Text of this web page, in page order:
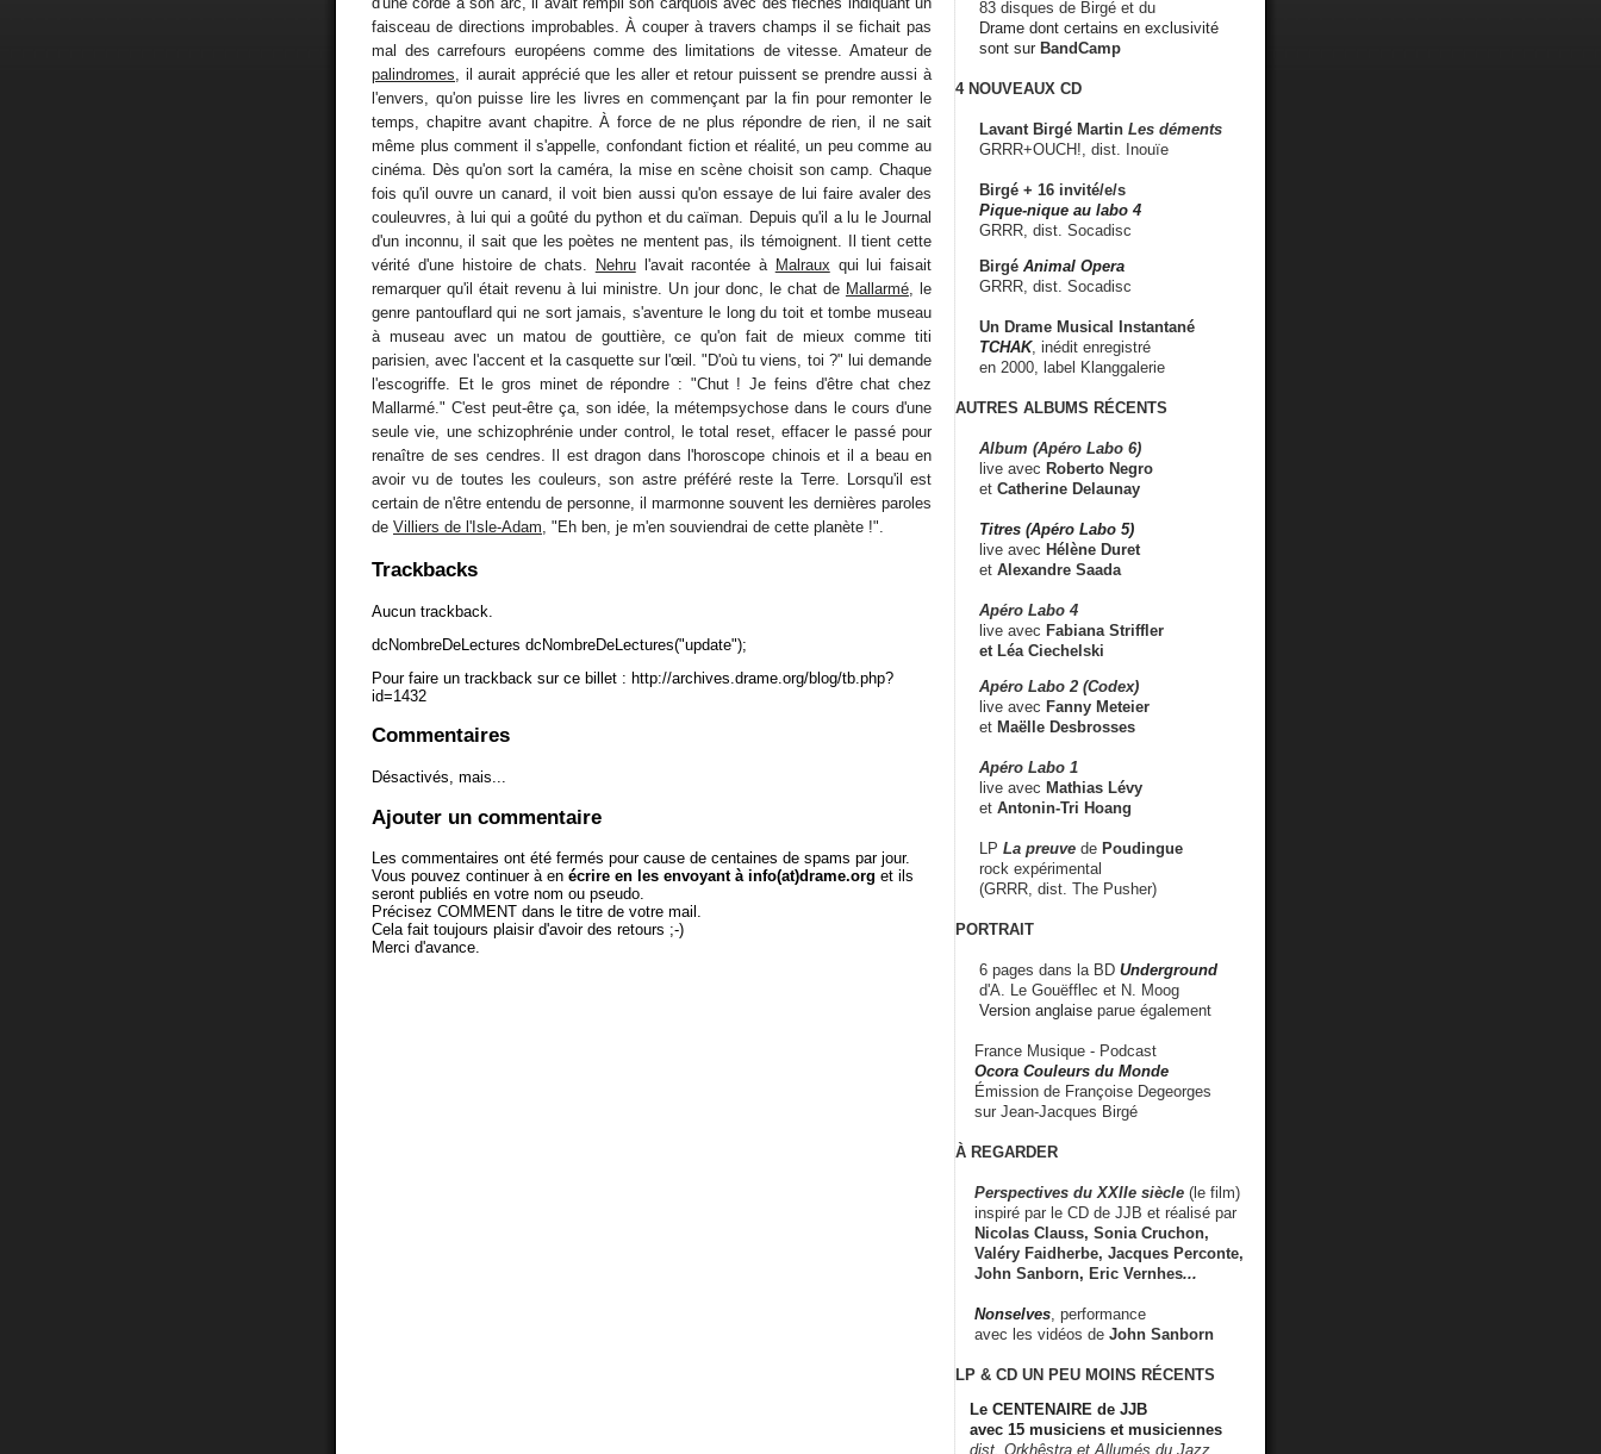
faisceau de directions improbables. À couper à travers champs il se fichait pas
mal des carrefours européens comme des limitations de vitesse. Amateur de
palindromes , il aurait apprécié que les aller et retour puissent se prendre aussi à
l'envers, qu'on puisse lire les livres en commençant par la fin pour remonter le
temps, chapitre avant chapitre. À force de ne plus répondre de rien, il ne sait
même plus comment il s'appelle, confondant fiction et réalité, un peu comme au
cinéma. Dès qu'on sort la caméra, la mise en scène choisit son camp. Chaque
fois qu'il ouvre un canard, il voit bien aussi qu'on essaye de lui faire avaler des
couleuvres, à lui qui a goûté du python et du caïman. Depuis qu'il a lu le Journal
d'un inconnu, il sait que les poètes ne mentent pas, ils témoignent. Il tient cette
vérité d'une histoire de chats.
Nehrul'avait racontée à Malraux qui lui faisait
remarquer qu'il était revenu à lui ministre. Un jour donc, le chat de Mallarmé, le
genre pantouflard qui ne sort jamais, s'aventure le long du toit et tombe museau
à museau avec un matou de gouttière, ce qu'on fait de mieux comme titi
parisien, avec l'accent et la casquette sur l'œil. "D'où tu viens, toi ?" lui demande
l'escogriffe. Et le gros minet de répondre : "Chut ! Je feins d'être chat chez
Mallarmé." C'est peut-être ça, son idée, la métempsychose dans le cours d'une
seule vie, une schizophrénie under control, le total reset, effacer le passé pour
renaître de ses cendres. Il est dragon dans l'horoscope chinois et il a beau en
avoir vu de toutes les couleurs, son astre préféré reste la Terre. Lorsqu'il est
certain de n'être entendu de personne, il marmonne souvent les dernières paroles
de Villiers de l'Isle-Adam , "Eh ben, je m'en souviendrai de cette planète !".
Trackbacks
Aucun trackback.
dcNombreDeLectures dcNombreDeLectures("update");
Pour faire un trackback sur ce billet : http://archives.drame.org/blog/tb.php?
id=1432
Commentaires
Désactivés, mais...
Ajouter un commentaire
Les commentaires ont été fermés pour cause de centaines de spams par jour.
Vous pouvez continuer à en écrire en les envoyant à info(at)drame.org et ils
seront publiés en votre nom ou pseudo.
Précisez COMMENT dans le titre de votre mail.
Cela fait toujours plaisir d'avoir des retours ;-)
Merci d'avance.
83 disques de Birgé et du
Drame dont certains en exclusivité
sont sur BandCamp
4 NOUVEAUX CD
Lavant Birgé Martin Les déments
GRRR+OUCH!, dist. Inouïe
Birgé + 16 invité/e/s
Pique-nique au labo 4
GRRR, dist. Socadisc
Birgé Animal Opera
GRRR, dist. Socadisc
Un Drame Musical Instantané
TCHAK, inédit enregistré
en 2000, label Klanggalerie
AUTRES ALBUMS RÉCENTS
Album (Apéro Labo 6)
live avec Roberto Negro
et Catherine Delaunay
Titres (Apéro Labo 5)
live avec Hélène Duret
et Alexandre Saada
Apéro Labo 4
live avec Fabiana Striffler
et Léa Ciechelski
Apéro Labo 2 (Codex)
live avec Fanny Meteier
et Maëlle Desbrosses
Apéro Labo 1
live avec Mathias Lévy
et Antonin-Tri Hoang
LP La preuve de Poudingue
rock expérimental
(GRRR, dist. The Pusher)
PORTRAIT
6 pages dans la BD Underground
d'A. Le Gouëfflec et N. Moog
Version anglaise parue également
France Musique - Podcast
Ocora Couleurs du Monde
Émission de Françoise Degeorges
sur Jean-Jacques Birgé
À REGARDER
Perspectives du XXIIe siècle (le film)
inspiré par le CD de JJB et réalisé par
Nicolas Clauss, Sonia Cruchon,
Valéry Faidherbe, Jacques Perconte,
John Sanborn, Eric Vernhes...
Nonselves , performance
avec les vidéos de John Sanborn
LP & CD UN PEU MOINS RÉCENTS
Le CENTENAIRE de JJB
avec 15 musiciens et musiciennes
dist. Orkhêstra et Allumés du Jazz